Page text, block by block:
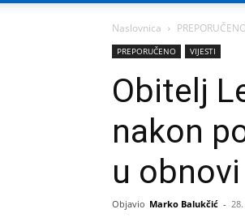
Naslovnica
PREPORUČENO VIJESTI
Obitelj
nakon
u obnovi
Objavio Marko Balukčić -